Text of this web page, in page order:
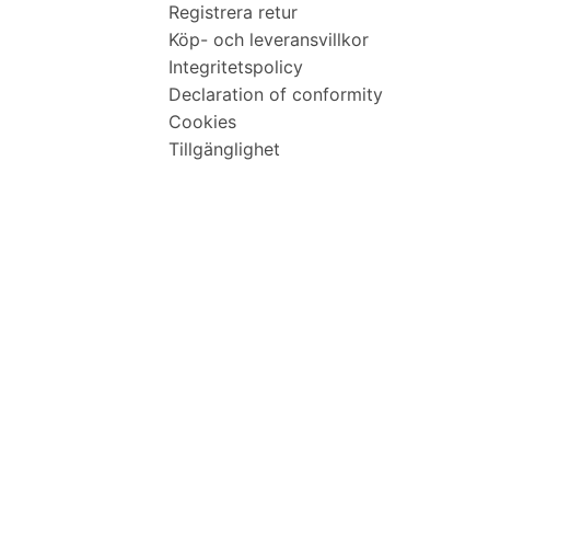
Registrera retur
Köp- och leveransvillkor
Integritetspolicy
Declaration of conformity
Cookies
Tillgänglighet